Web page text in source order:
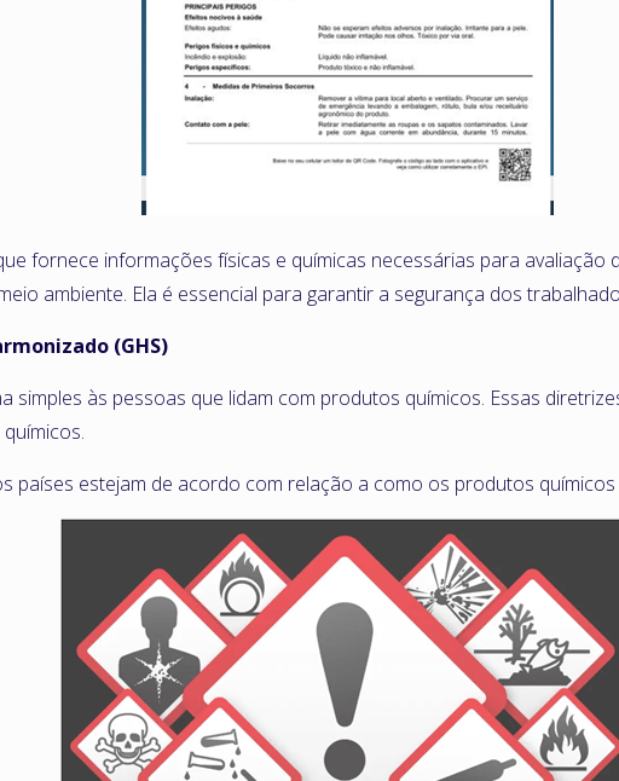
fornece informações físicas e químicas necessárias para
ambiente. Ela é essencial para garantir a segurança dos
(GHS)
simples às pessoas que lidam com produtos químicos. Essas
países estejam de acordo com relação a como os produtos